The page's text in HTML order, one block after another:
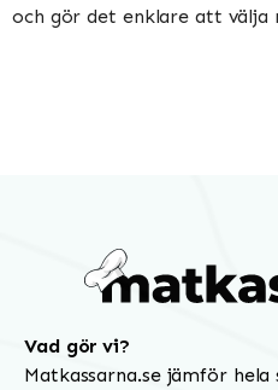
och gör det enklare att välja
Vad gör vi?
Matkassarna.se jämför hela